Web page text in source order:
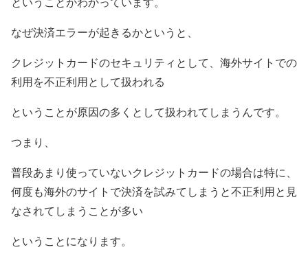
なぜ決済エラーが起きるかというと、
クレジットカードのセキュリティとして、海外サイトでの
利用を不正利用として扱われる
ということが原因の多くとして扱われてしまうんです。
つまり、
普段あまり使っていないクレジットカードの場合は特に、
何度も海外のサイトで決済を試みてしまうと不正利用と見
なされてしまうことが多い
ということになります。